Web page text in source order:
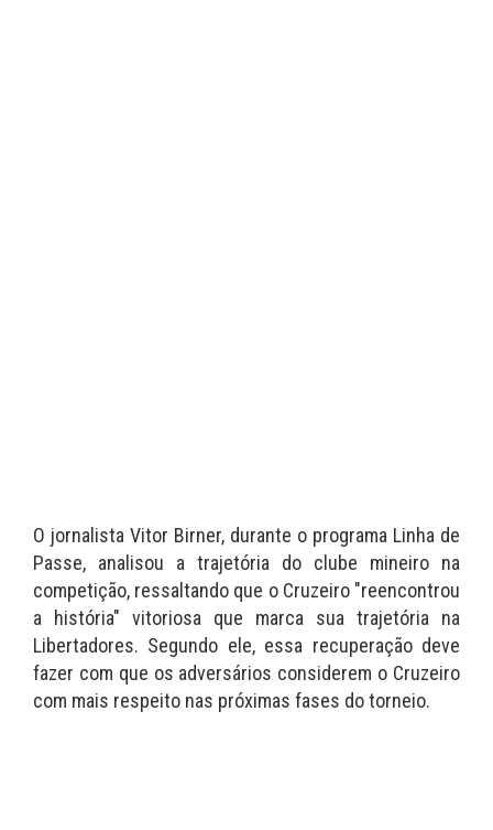
O jornalista Vitor Birner, durante o programa Linha de
Passe, analisou a trajetória do clube mineiro na
competição, ressaltando que o Cruzeiro "reencontrou
a história" vitoriosa que marca sua trajetória na
Libertadores. Segundo ele, essa recuperação deve
fazer com que os adversários considerem o Cruzeiro
com mais respeito nas próximas fases do torneio.